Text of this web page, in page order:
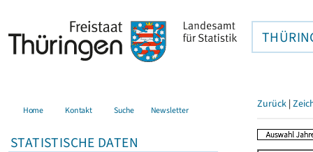
Home Kontakt Suche Newsletter
STATISTISCHE DATEN
Zurück |